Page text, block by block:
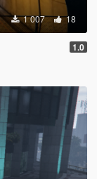
1 007 18
1.0